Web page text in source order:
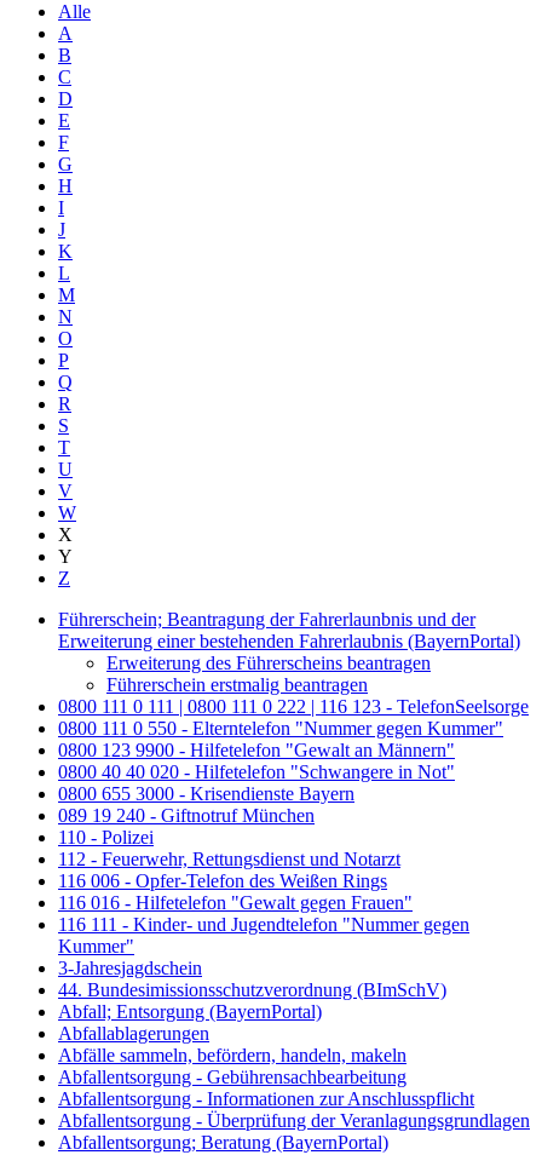
Alle
A
B
C
D
E
F
G
H
I
J
K
L
M
N
O
P
Q
R
S
T
U
V
W
X
Y
Z
Führerschein; Beantragung der Fahrerlaunbnis und der
Erweiterung einer bestehenden Fahrerlaubnis (BayernPortal)
Erweiterung des Führerscheins beantragen
Führerschein erstmalig beantragen
0800 111 0 111 | 0800 111 0 222 | 116 123 - TelefonSeelsorge
0800 111 0 550 - Elterntelefon "Nummer gegen Kummer"
0800 123 9900 - Hilfetelefon "Gewalt an Männern"
0800 40 40 020 - Hilfetelefon "Schwangere in Not"
0800 655 3000 - Krisendienste Bayern
089 19 240 - Giftnotruf München
110 - Polizei
112 - Feuerwehr, Rettungsdienst und Notarzt
116 006 - Opfer-Telefon des Weißen Rings
116 016 - Hilfetelefon "Gewalt gegen Frauen"
116 111 - Kinder- und Jugendtelefon "Nummer gegen
Kummer"
3-Jahresjagdschein
44. Bundesimissionsschutzverordnung (BImSchV)
Abfall; Entsorgung (BayernPortal)
Abfallablagerungen
Abfälle sammeln, befördern, handeln, makeln
Abfallentsorgung - Gebührensachbearbeitung
Abfallentsorgung - Informationen zur Anschlusspflicht
Abfallentsorgung - Überprüfung der Veranlagungsgrundlagen
Abfallentsorgung; Beratung (BayernPortal)